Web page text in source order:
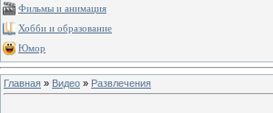
Фильмы и анимация
Хобби и образование
Юмор
Главная » Видео » Развлечения